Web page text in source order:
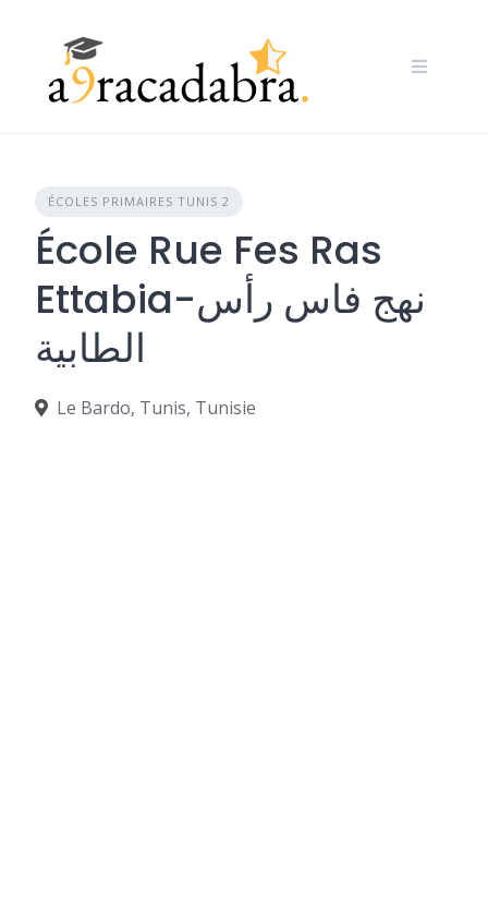
ÉCOLES PRIMAIRES TUNIS 2
École Rue Fes Ras
Ettabia-نهج فاس رأس
الطابية
Le Bardo, Tunis, Tunisie